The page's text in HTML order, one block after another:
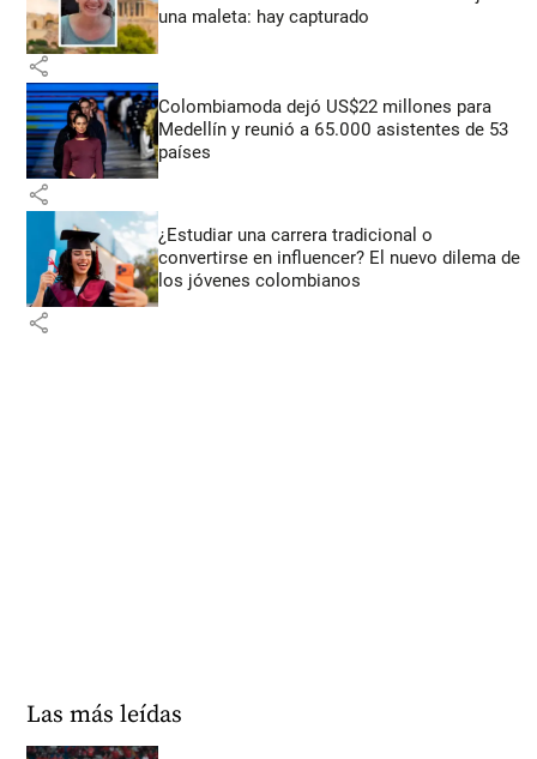
una maleta: hay capturado
share
Colombiamoda dejó US$22 millones para
Medellín y reunió a 65.000 asistentes de 53
países
share
¿Estudiar una carrera tradicional o
convertirse en influencer? El nuevo dilema de
los jóvenes colombianos
share
Las más leídas